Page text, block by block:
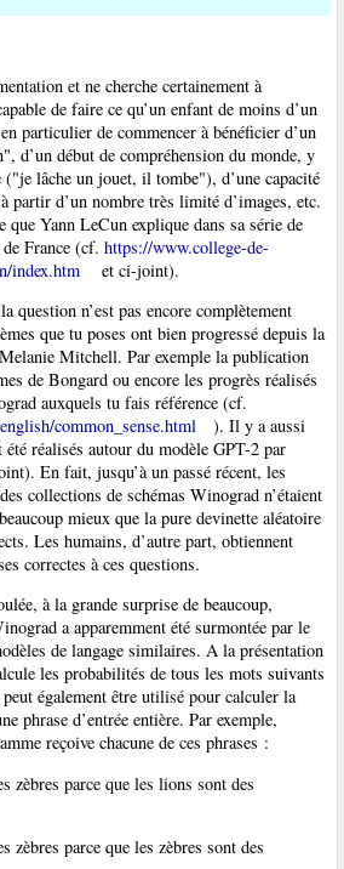
et ne cherche certainement à
de faire ce qu’un enfant de moins d’un
particulier de commencer à bénéficier d’un
d’un début de compréhension du monde, y
lâche un jouet, il tombe"), d’une capacité
partir d’un nombre très limité d’images, etc.
que Yann LeCun explique dans sa série de
France (cf. https://www.college-de-
index.htm
et ci-joint).
question n’est pas encore complètement
que tu poses ont bien progressé depuis la
Mitchell. Par exemple la publication
de Bongard ou encore les progrès réalisés
auxquels tu fais référence (cf.
common_sense.html
). Il y a aussi
réalisés autour du modèle GPT-2 par
En fait, jusqu’à un passé récent, les
collections de schémas Winograd n’étaient
mieux que la pure devinette aléatoire
Les humains, d’autre part, obtiennent
correctes à ces questions.
à la grande surprise de beaucoup,
a apparemment été surmontée par le
de langage similaires. A la présentation
les probabilités de tous les mots suivants
également être utilisé pour calculer la
phrase d’entrée entière. Par exemple,
reçoive chacune de ces phrases :
zèbres parce que les lions sont des
zèbres parce que les zèbres sont des